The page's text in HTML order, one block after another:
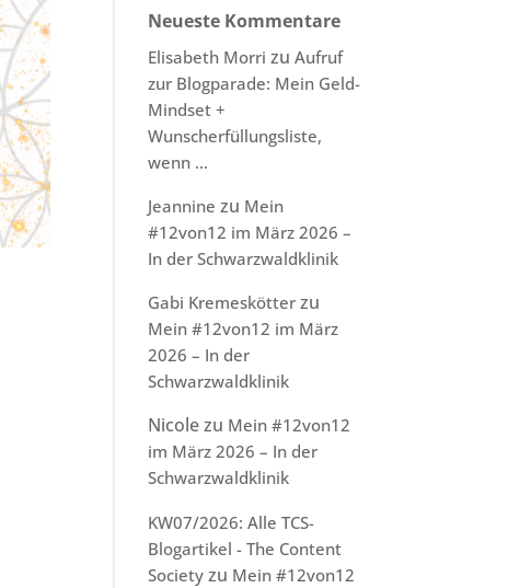
Neueste Kommentare
Elisabeth Morri zuAufruf
zur Blogparade: Mein Geld-
Mindset +
Wunscherfüllungsliste,
wenn …
Jeannine zu Mein
#12von12 im März 2026 –
In der Schwarzwaldklinik
Gabi Kremeskötter zu
Mein #12von12 im März
2026 – In der
Schwarzwaldklinik
Nicolezu Mein #12von12
im März 2026 – In der
Schwarzwaldklinik
KW07/2026: Alle TCS-
Blogartikel - The Content
Society zu Mein #12von12